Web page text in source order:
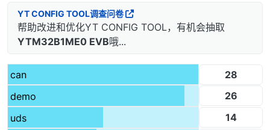
YT CONFIG TOOL调查问卷
帮助改进和优化YT CONFIG TOOL，有机会抽取
YTM32B1ME0 EVB哦...
can
28
demo
26
uds
14